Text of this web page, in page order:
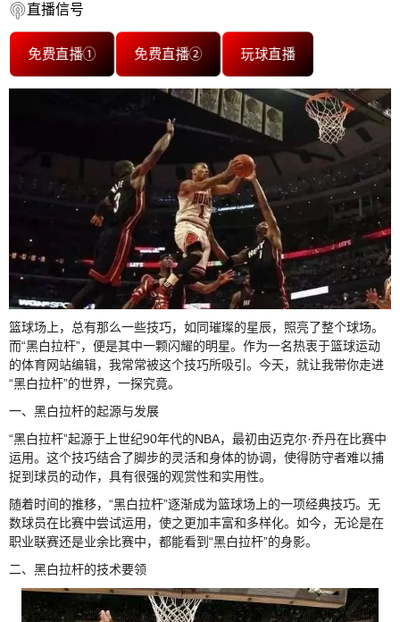
直播信号
免费直播① 免费直播② 玩球直播
篮球场上，总有那么一些技巧，如同璀璨的星辰，照亮了整个球场。
而“黑白拉杆”，便是其中一颗闪耀的明星。作为一名热衷于篮球运动
的体育网站编辑，我常常被这个技巧所吸引。今天，就让我带你走进
“黑白拉杆”的世界，一探究竟。
一、黑白拉杆的起源与发展
“黑白拉杆”起源于上世纪90年代的NBA，最初由迈克尔·乔丹在比赛中
运用。这个技巧结合了脚步的灵活和身体的协调，使得防守者难以捕
捉到球员的动作，具有很强的观赏性和实用性。
随着时间的推移，“黑白拉杆”逐渐成为篮球场上的一项经典技巧。无
数球员在比赛中尝试运用，使之更加丰富和多样化。如今，无论是在
职业联赛还是业余比赛中，都能看到“黑白拉杆”的身影。
二、黑白拉杆的技术要领